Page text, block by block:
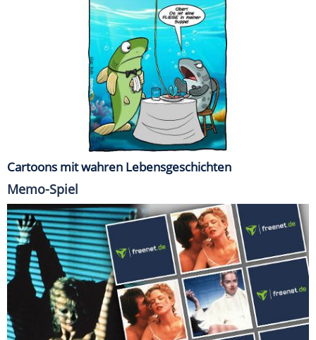
Cartoons mit wahren Lebensgeschichten
Memo-Spiel